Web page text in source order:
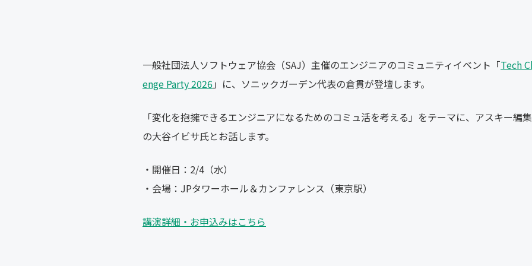
一般社団法人ソフトウェア協会（SAJ）主催のエンジニアのコミュニティイベント「Tech
enge Party 2026」に、ソニックガーデン代表の倉貫が登壇します。
「変化を抱擁できるエンジニアになるためのコミュ活を考える」をテーマに、アスキー編
の大谷イビサ氏とお話します。
・開催日：2/4（水）
・会場：JPタワーホール＆カンファレンス（東京駅）
講演詳細・お申込みはこちら